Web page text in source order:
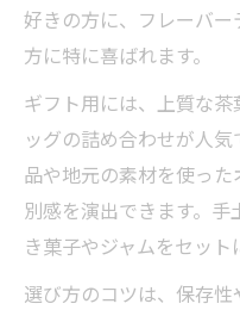
好きの方に、フレーバ
方に特に喜ばれます。
ギフト用には、上質な
ッグの詰め合わせが人
品や地元の素材を使っ
別感を演出できます。
き菓子やジャムをセット
選び方のコツは、保存